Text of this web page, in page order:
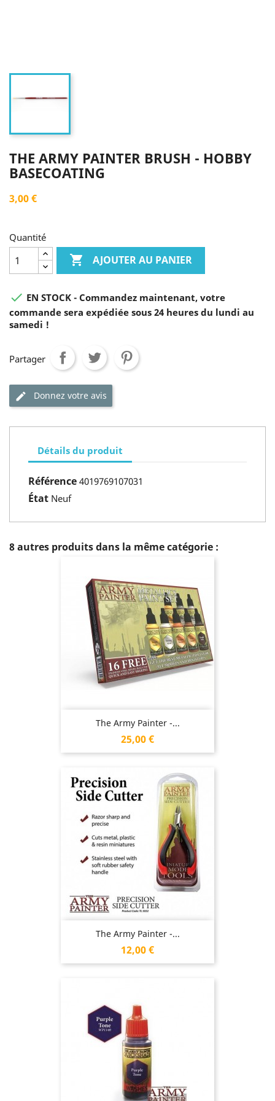
THE ARMY PAINTER BRUSH - HOBBY
BASECOATING
3,00 €
Quantité
 AJOUTER AU PANIER
 EN STOCK - Commandez maintenant, votre
commande sera expédiée sous 24 heures du lundi au
samedi !
Partager
Donnez votre avis
Détails du produit
Référence 4019769107031
État Neuf
8 autres produits dans la même catégorie :
The Army Painter -...
Prix
25,00 €
The Army Painter -...
Prix
12,00 €